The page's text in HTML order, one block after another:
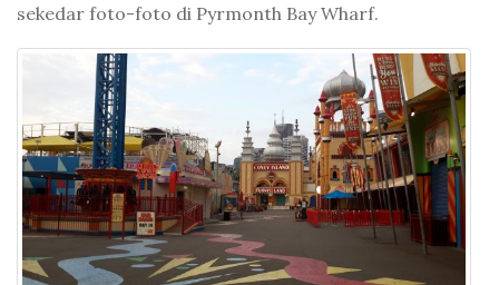
sekedar foto-foto di Pyrmonth Bay Wharf.